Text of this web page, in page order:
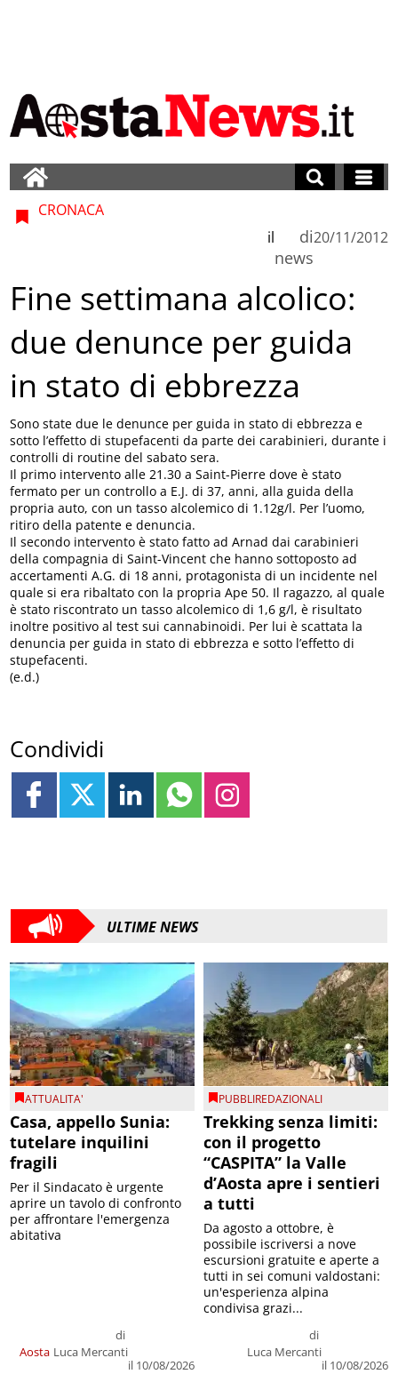
CRONACA
di
news
il 20/11/2012
Fine settimana alcolico:
due denunce per guida
in stato di ebbrezza
Sono state due le denunce per guida in stato di ebbrezza e
sotto l’effetto di stupefacenti da parte dei carabinieri, durante i
controlli di routine del sabato sera.
Il primo intervento alle 21.30 a Saint-Pierre dove è stato
fermato per un controllo a E.J. di 37, anni, alla guida della
propria auto, con un tasso alcolemico di 1.12g/l. Per l’uomo,
ritiro della patente e denuncia.
Il secondo intervento è stato fatto ad Arnad dai carabinieri
della compagnia di Saint-Vincent che hanno sottoposto ad
accertamenti A.G. di 18 anni, protagonista di un incidente nel
quale si era ribaltato con la propria Ape 50. Il ragazzo, al quale
è stato riscontrato un tasso alcolemico di 1,6 g/l, è risultato
inoltre positivo al test sui cannabinoidi. Per lui è scattata la
denuncia per guida in stato di ebbrezza e sotto l’effetto di
stupefacenti.
(e.d.)
Condividi
ULTIME NEWS
ATTUALITA'
Casa, appello Sunia:
tutelare inquilini
fragili
Aosta
di
Luca Mercanti
il 10/08/2026
Per il Sindacato è urgente
aprire un tavolo di confronto
per affrontare l'emergenza
abitativa
PUBBLIREDAZIONALI
Trekking senza limiti:
con il progetto
“CASPITA” la Valle
d’Aosta apre i sentieri
a tutti
di
Luca Mercanti
il 10/08/2026
Da agosto a ottobre, è
possibile iscriversi a nove
escursioni gratuite e aperte a
tutti in sei comuni valdostani:
un'esperienza alpina
condivisa grazi...